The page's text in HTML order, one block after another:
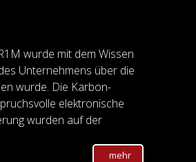
wurde mit dem Wissen
Unternehmens über die
wurde. Die Karbon-
elektronische
wurden auf der
mehr